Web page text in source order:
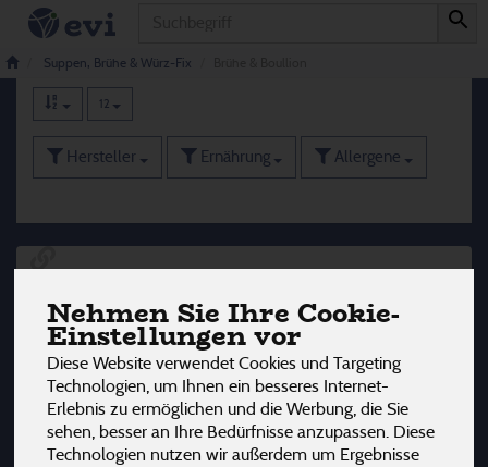
Nehmen Sie Ihre Cookie-
Einstellungen vor
Diese Website verwendet Cookies und Targeting
Technologien, um Ihnen ein besseres Internet-
Erlebnis zu ermöglichen und die Werbung, die Sie
sehen, besser an Ihre Bedürfnisse anzupassen. Diese
Technologien nutzen wir außerdem um Ergebnisse
Suppen, Brühe & Würz-Fix
Brühe & Boullion
12
Hersteller Ernährung Allergene